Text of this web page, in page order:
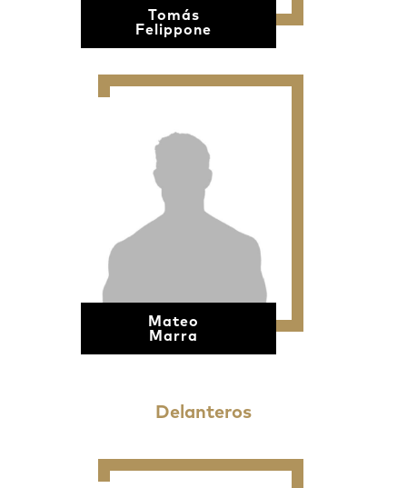
Tomás
Felippone
Mateo
Marra
Delanteros